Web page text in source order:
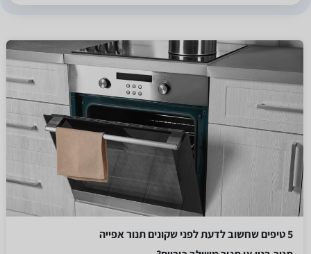
5 טיפים שחשוב לדעת לפני שקונים תנור אפייה